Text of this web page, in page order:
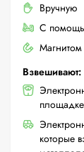
Вручную
С
Магнитом
Взвешивают:
которые